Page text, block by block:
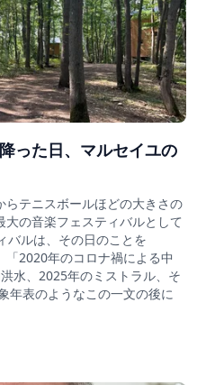
った日、マルセイユの
テニスボールほどの大きさの
の音楽フェスティバルとして
バルは、その日のことを
2020年のコロナ禍による中
水、2025年のミストラル、そ
年表のようなこの一文の後に